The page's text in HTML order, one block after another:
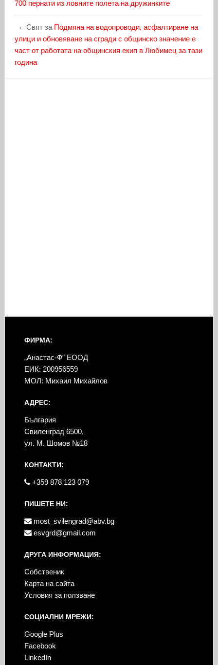
700 пернати из ловните полета на дружинките
Святза Подмяна на водопроводи, асфалтиране на
улици и обновяване на сгради с общинско значение е
част от работата на общинския екип в Любимец за тази
година
ФИРМА:
„Анастас-Ф” ЕООД
ЕИК: 200956559
МОЛ: Михаил Михайлов
АДРЕС:
България
Свиленград 6500,
ул. М. Шомов №18
КОНТАКТИ:
+359 878 123 079
ПИШЕТЕ НИ:
most_svilengrad@abv.bg
esvgrd@gmail.com
ДРУГА ИНФОРМАЦИЯ:
Собственик
Карта на сайта
Условия за ползване
СОЦИАЛНИ МРЕЖИ:
Google Plus
Facebook
LinkedIn